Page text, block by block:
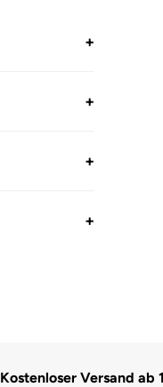
+
+
+
+
Kostenloser Versand ab